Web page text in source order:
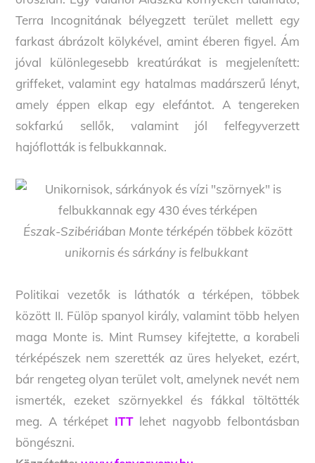
Terra Incognitának bélyegzett terület mellett egy
farkast ábrázolt kölykével, amint éberen figyel. Ám
jóval különlegesebb kreatúrákat is megjelenített:
griffeket, valamint egy hatalmas madárszerű lényt,
amely éppen elkap egy elefántot. A tengereken
sokfarkú sellők, valamint jól felfegyverzett
hajóflották is felbukkannak.
Észak-Szibériában Monte térképén többek között
unikornis és sárkány is felbukkant
Politikai vezetők is láthatók a térképen, többek
között II. Fülöp spanyol király, valamint több helyen
maga Monte is. Mint Rumsey kifejtette, a korabeli
térképészek nem szerették az üres helyeket, ezért,
bár rengeteg olyan terület volt, amelynek nevét nem
ismerték, ezeket szörnyekkel és fákkal töltötték
meg. A térképet ITTlehet nagyobb felbontásban
böngészni.